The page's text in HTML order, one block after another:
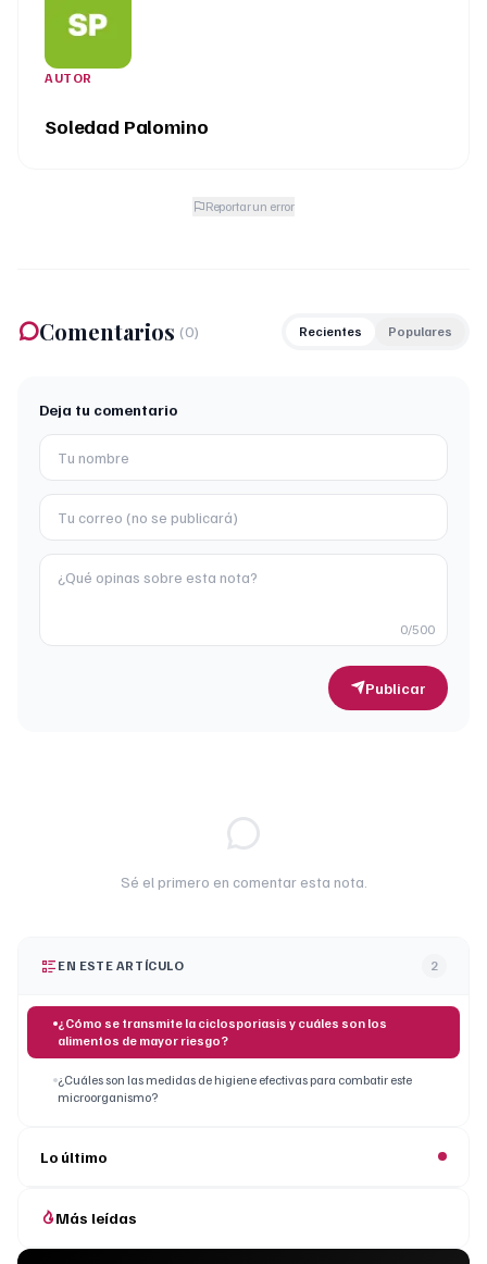
AUTOR
Soledad Palomino
Reportar un error
Comentarios (0) Recientes Populares
Deja tu comentario
0/500
Publicar
Sé el primero en comentar esta nota.
EN ESTE ARTÍCULO 2
¿Cómo se transmite la ciclosporiasis y cuáles son los
alimentos de mayor riesgo?
¿Cuáles son las medidas de higiene efectivas para combatir este
microorganismo?
Lo último
Más leídas